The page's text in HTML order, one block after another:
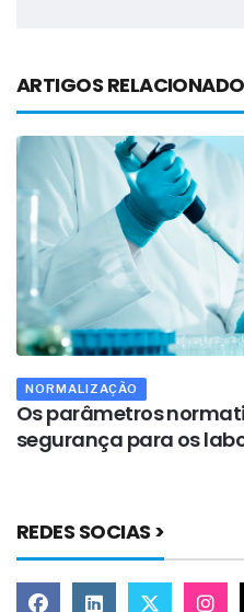
ARTIGOS
NORMALIZAÇÃO
Os parâmetros
segurança para os
REDES SOCIAS >